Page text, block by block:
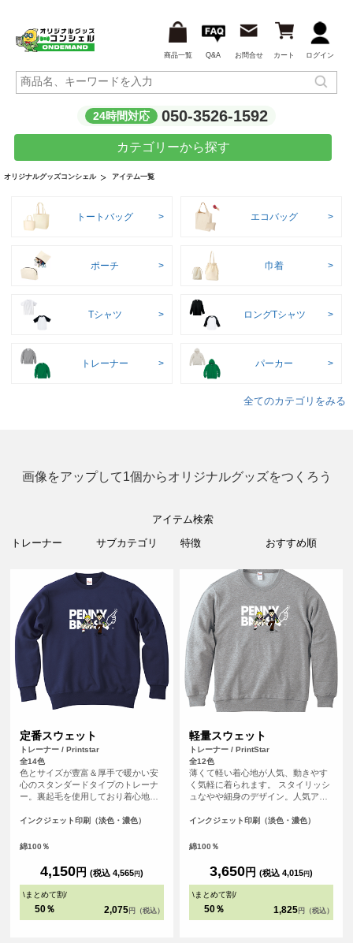
商品一覧 Q&A お問合せ カート ログイン
24時間対応 050-3526-1592
カテゴリーから探す
オリジナルグッズコンシェル アイテム一覧
トートバッグ エコバッグ
ポーチ 巾着
Tシャツ ロングTシャツ
トレーナー パーカー
全てのカテゴリをみる
画像をアップして1個からオリジナルグッズをつくろう
アイテム検索
定番スウェット
トレーナー / Printstar
全14色
色とサイズが豊富＆厚手で暖かい安
心のスタンダードタイプのトレーナ
ー。裏起毛を使用しており着心地も
うに作られています。秋冬のイベン
インクジェット印刷（淡色・濃色）
綿100％
4,150円 (税込 4,565円)
\まとめて割/
50％ 2,075 円（税込）
軽量スウェット
トレーナー / PrintStar
全12色
薄くて軽い着心地が人気、動きやす
く気軽に着られます。 スタイリッシ
ュなやや細身のデザイン。人気アパ
クオリティーです。
インクジェット印刷（淡色・濃色）
綿100％
3,650円 (税込 4,015円)
\まとめて割/
50％ 1,825 円（税込）